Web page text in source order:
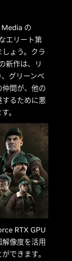
の
エリート第
ょう。クラ
新作は、リ
グリーンベ
仲間が、他の
するために悪
。
RTX GPU
解像度を活用
できます。